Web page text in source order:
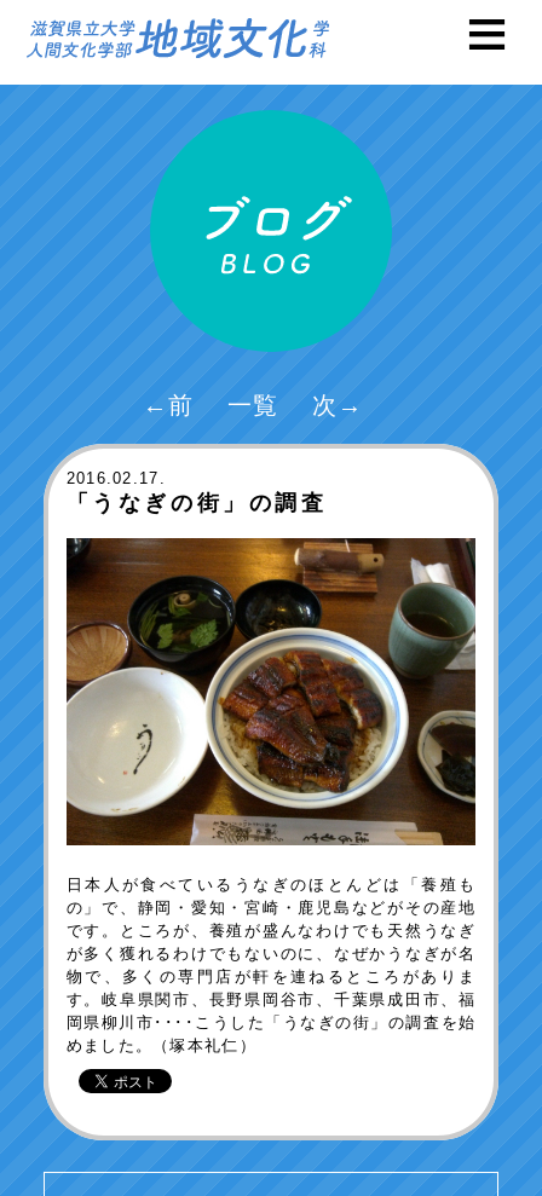
←前 一覧 次→
2016.02.17.
「うなぎの街」の調査
日本人が食べているうなぎのほとんどは「養殖も
の」で、静岡・愛知・宮崎・鹿児島などがその産地
です。ところが、養殖が盛んなわけでも天然うなぎ
が多く獲れるわけでもないのに、なぜかうなぎが名
物で、多くの専門店が軒を連ねるところがありま
す。岐阜県関市、長野県岡谷市、千葉県成田市、福
岡県柳川市････こうした「うなぎの街」の調査を始
めました。（塚本礼仁）